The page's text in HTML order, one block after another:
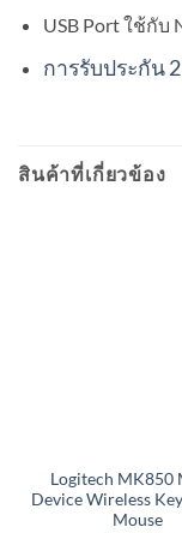
USB Port ใช้กับ
การรับประกัน
สินค้าที่เกี่ยวข้อง
Logitech MK850
Device Wireless
Mouse